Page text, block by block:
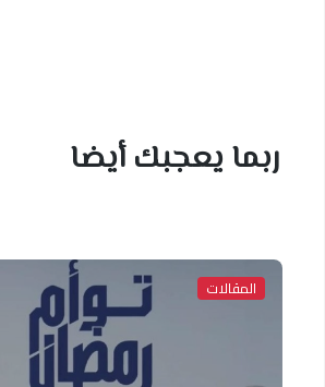
ربما يعجبك أيضا
المقالات